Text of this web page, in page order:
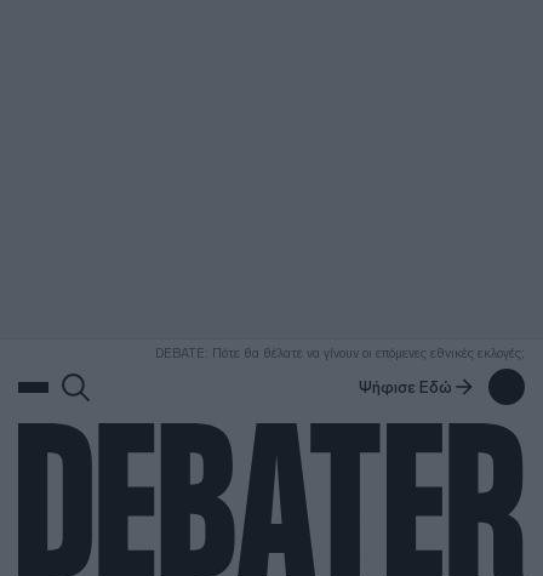
DEBATE: Πότε θα θέλατε να γίνουν οι επόμενες εθνικές εκλογές;
Ψήφισε Εδώ